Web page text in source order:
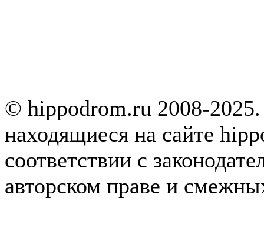
© hippodrom.ru 2008-
находящиеся на сайте
соответствии с
авторском праве и